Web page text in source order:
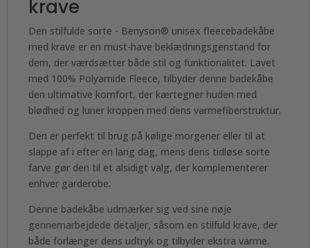
krave
Den stilfulde sorte - Benyson® unisex fleecebadekåbe
med krave er en must-have beklædningsgenstand for
dem, der værdsætter både stil og funktionalitet. Lavet
med 100% Polyamide Fleece, tilbyder denne badekåbe
den ultimative komfort, der kærtegner huden med
blødhed og luner kroppen med dens varmefiberstruktur.
Den er perfekt til brug på kølige morgener eller til at
slappe af i efter en lang dag, mens dens tidløse sorte
farve gør den til et alsidigt valg, der komplementerer
enhver garderobe.
Denne badekåbe udmærker sig ved sine nøje
gennemarbejdede detaljer, såsom en stilfuld krave, der
både forlænger dens udtryk og tilbyder ekstra varme.